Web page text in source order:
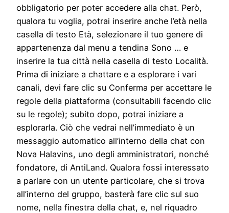
obbligatorio per poter accedere alla chat. Però,
qualora tu voglia, potrai inserire anche l’età nella
casella di testo Età, selezionare il tuo genere di
appartenenza dal menu a tendina Sono … e
inserire la tua città nella casella di testo Località.
Prima di iniziare a chattare e a esplorare i vari
canali, devi fare clic su Conferma per accettare le
regole della piattaforma (consultabili facendo clic
su le regole); subito dopo, potrai iniziare a
esplorarla. Ciò che vedrai nell’immediato è un
messaggio automatico all’interno della chat con
Nova Halavins, uno degli amministratori, nonché
fondatore, di AntiLand. Qualora fossi interessato
a parlare con un utente particolare, che si trova
all’interno del gruppo, basterà fare clic sul suo
nome, nella finestra della chat, e, nel riquadro